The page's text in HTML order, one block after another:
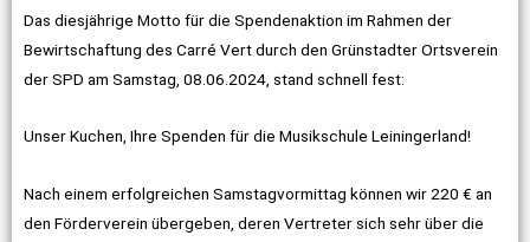
Das diesjährige Motto für die Spendenaktion im Rahmen der
Bewirtschaftung des Carré Vert durch den Grünstadter Ortsverein
der SPD am Samstag, 08.06.2024, stand schnell fest:
Unser Kuchen, Ihre Spenden für die Musikschule Leiningerland!
Nach einem erfolgreichen Samstagvormittag können wir 220 € an
den Förderverein übergeben, deren Vertreter sich sehr über die